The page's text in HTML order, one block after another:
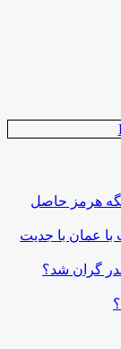
هرمز حاصل
با عمان با جدیت